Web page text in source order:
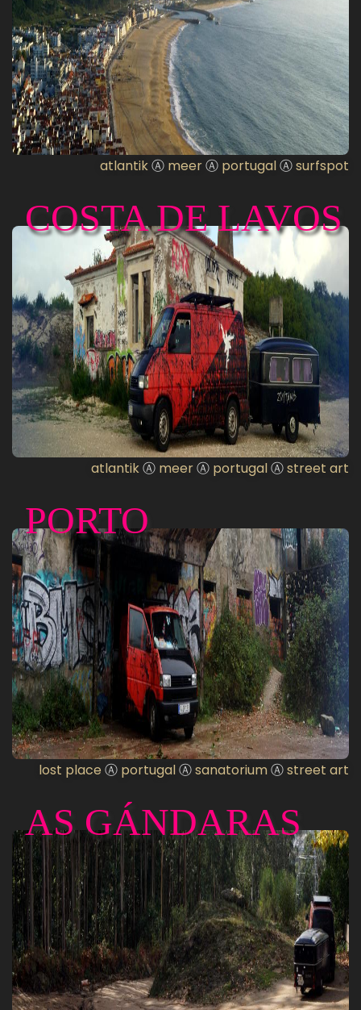
atlantikⒶ meerⒶ portugalⒶsurfspot
COSTA DE LAVOS
atlantikⒶ meerⒶ portugalⒶstreet art
PORTO
lost place Ⓐ portugalⒶsanatoriumⒶstreet art
AS GÁNDARAS